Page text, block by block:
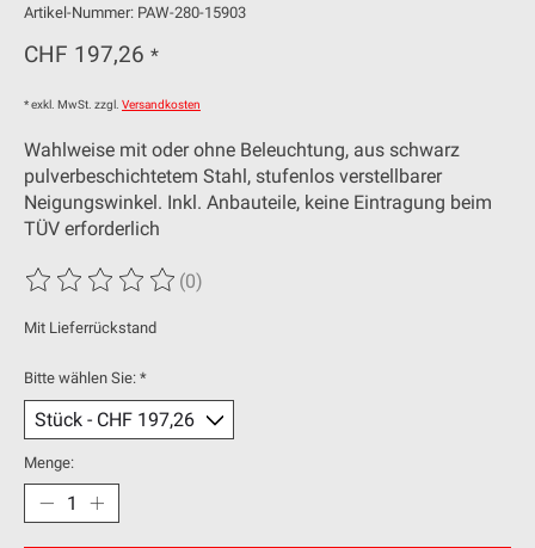
Artikel-Nummer: PAW-280-15903
CHF 197,26 *
* exkl. MwSt. zzgl. Versandkosten
Wahlweise mit oder ohne Beleuchtung, aus schwarz
pulverbeschichtetem Stahl, stufenlos verstellbarer
Neigungswinkel. Inkl. Anbauteile, keine Eintragung beim
TÜV erforderlich
Die Bewertung dieses Produkts ist
(0)
Mit Lieferrückstand
Bitte wählen Sie: *
Menge: